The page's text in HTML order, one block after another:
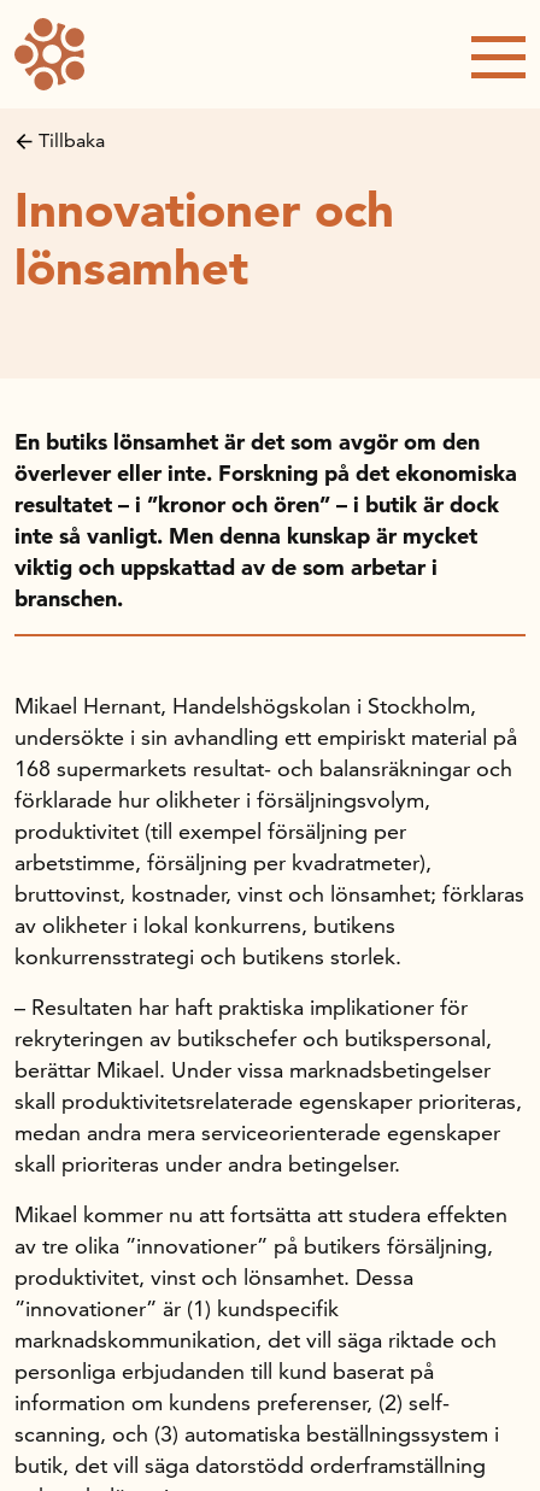
Forskning och utveckling
Forskningsprojekt
Rapporter och publikationer
NRWC – Nordic Retail and Wholesale
conference
Strategi och utveckling
Sök anslag
Forskningsprojekt
Postdoc-stöd
Handelns studentuppsatspris
Infrastrukturellt stöd
Varför bidrar Handelsrådet?
Forskningssatsningar
Kompetens och omställning
Handelns ekonomiska råd
Handelsrådet Play
Om oss
Handelsfakta.se
In English
Tillbaka
Innovationer och
lönsamhet
Mikael Hernant, Handelshögskolan i Stockholm,
undersökte i sin avhandling ett empiriskt material på
168 supermarkets resultat- och balansräkningar och
förklarade hur olikheter i försäljningsvolym,
produktivitet (till exempel försäljning per
arbetstimme, försäljning per kvadratmeter),
bruttovinst, kostnader, vinst och lönsamhet; förklaras
av olikheter i lokal konkurrens, butikens
konkurrensstrategi och butikens storlek.
– Resultaten har haft praktiska implikationer för
rekryteringen av butikschefer och butikspersonal,
berättar Mikael. Under vissa marknadsbetingelser
skall produktivitetsrelaterade egenskaper prioriteras,
medan andra mera serviceorienterade egenskaper
skall prioriteras under andra betingelser.
Mikael kommer nu att fortsätta att studera effekten
av tre olika ”innovationer” på butikers försäljning,
produktivitet, vinst och lönsamhet. Dessa
”innovationer” är (1) kundspecifik
marknadskommunikation, det vill säga riktade och
personliga erbjudanden till kund baserat på
information om kundens preferenser, (2) self-
scanning, och (3) automatiska beställningssystem i
butik, det vill säga datorstödd orderframställning
En butiks lönsamhet är det som avgör om den
överlever eller inte. Forskning på det ekonomiska
resultatet – i ”kronor och ören” – i butik är dock
inte så vanligt. Men denna kunskap är mycket
viktig och uppskattad av de som arbetar i
branschen.